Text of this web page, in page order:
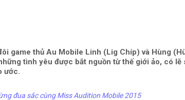
game thủ Au Mobile Linh (Lig Chíp) và Hùng
tình yêu được bắt nguồn từ thế giới ảo, có lẽ
ước.
đua sắc cùng Miss Audition Mobile 2015